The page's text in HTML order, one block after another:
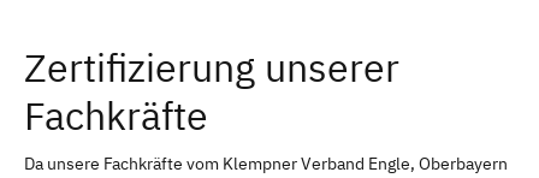
Erlangen Bamberg
Bayreuth
Zertifizierung unserer
Fachkräfte
Da unsere Fachkräfte vom Klempner Verband Engle, Oberbayern